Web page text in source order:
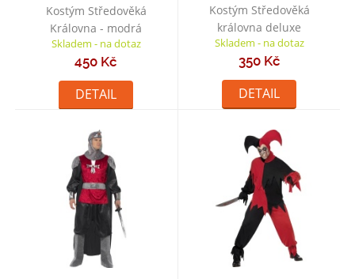
Kostým Středověká
Královna - modrá
Skladem - na dotaz
450 Kč
DETAIL
Kostým Středověká
královna deluxe
Skladem - na dotaz
350 Kč
DETAIL